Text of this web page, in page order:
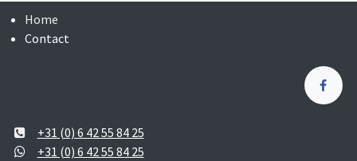
Home
Contact
+31 (0) 6 42 55 84 25
+31 (0) 6 42 55 84 25